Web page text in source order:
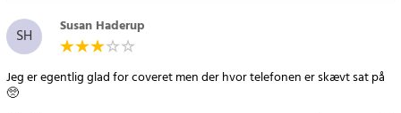
SH Susan Haderup
Jeg er egentlig glad for coveret men der hvor telefonen er skævt sat på
🥺